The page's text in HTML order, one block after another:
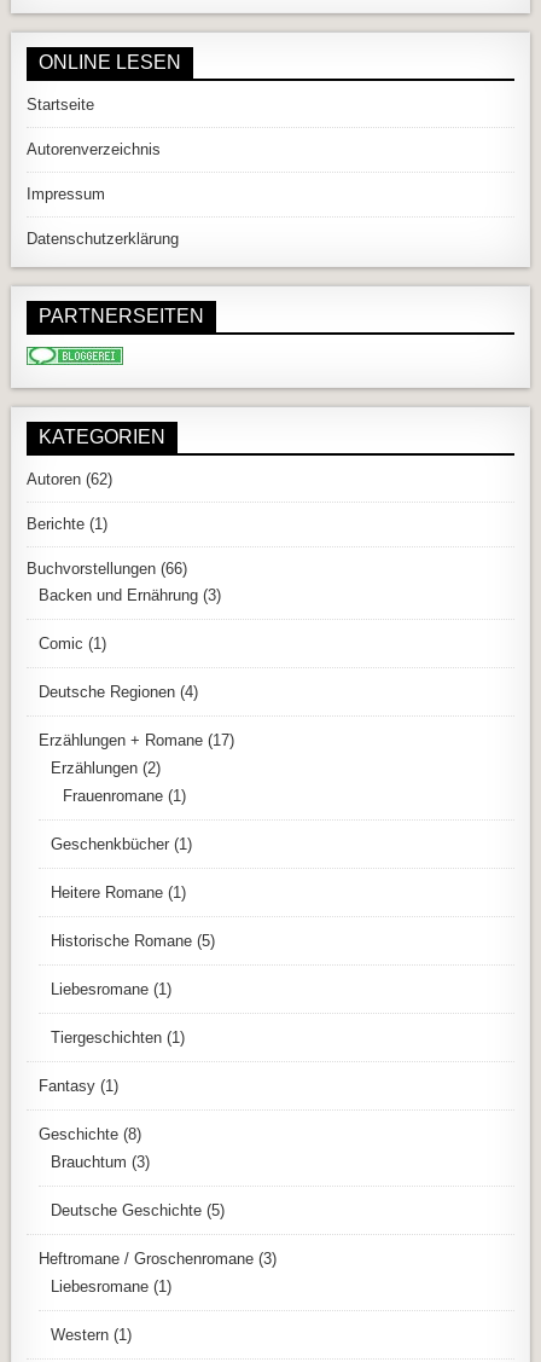
ONLINE LESEN
Startseite
Autorenverzeichnis
Impressum
Datenschutzerklärung
PARTNERSEITEN
KATEGORIEN
Autoren (62)
Berichte (1)
Buchvorstellungen (66)
Backen und Ernährung (3)
Comic (1)
Deutsche Regionen (4)
Erzählungen + Romane (17)
Erzählungen (2)
Frauenromane (1)
Geschenkbücher (1)
Heitere Romane (1)
Historische Romane (5)
Liebesromane (1)
Tiergeschichten (1)
Fantasy (1)
Geschichte (8)
Brauchtum (3)
Deutsche Geschichte (5)
Heftromane / Groschenromane (3)
Liebesromane (1)
Western (1)